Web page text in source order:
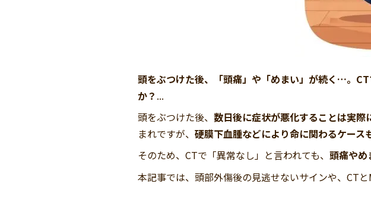
頭をぶつけた後、「頭痛」や「めまい」が続く…。
か？ ...
頭をぶつけた後、 数日後に症状が悪化することは実際
まれですが、 硬膜下血腫などにより命に関わるケース
そのため、CTで「異常なし」と言われても、 頭痛やめ
本記事では、頭部外傷後の見逃せないサインや、CT